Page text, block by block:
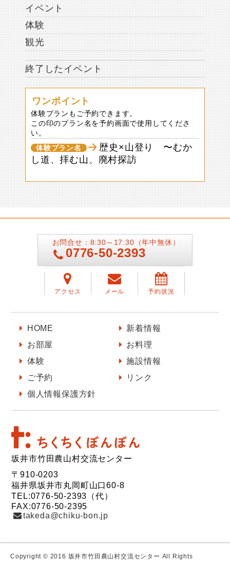
イベント
体験
観光
終了したイベント
ワンポイント
体験プランもご予約できます。
この印のプラン名を予約画面で使用してくださ
い。
体験プラン名
歴史×山登り 〜むか
し道、拝む山、廃村探訪
お問合せ：8:30～17:30（年中無休）
0776-50-2393
アクセス メール 予約状況
HOME
新着情報
お部屋
お料理
体験
施設情報
ご予約
リンク
個人情報保護方針
坂井市竹田農山村交流センター
〒910-0203
福井県坂井市丸岡町山口60-8
TEL:0776-50-2393（代）
FAX:0776-50-2395
takeda@chiku-bon.jp
Copyright © 2016 坂井市竹田農山村交流センター All Rights